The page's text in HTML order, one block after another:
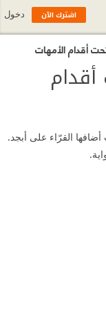
أقدام الأمهات
القرّاء على أبجد.
اشترك الآن دخول